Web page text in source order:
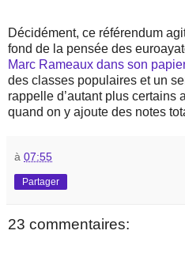
Décidément, ce référendum
fond de la pensée des
Marc Rameaux dans son
des classes populaires et un
rappelle d’autant plus certains
quand on y ajoute des notes
à 07:55
Partager
23 commentaires: